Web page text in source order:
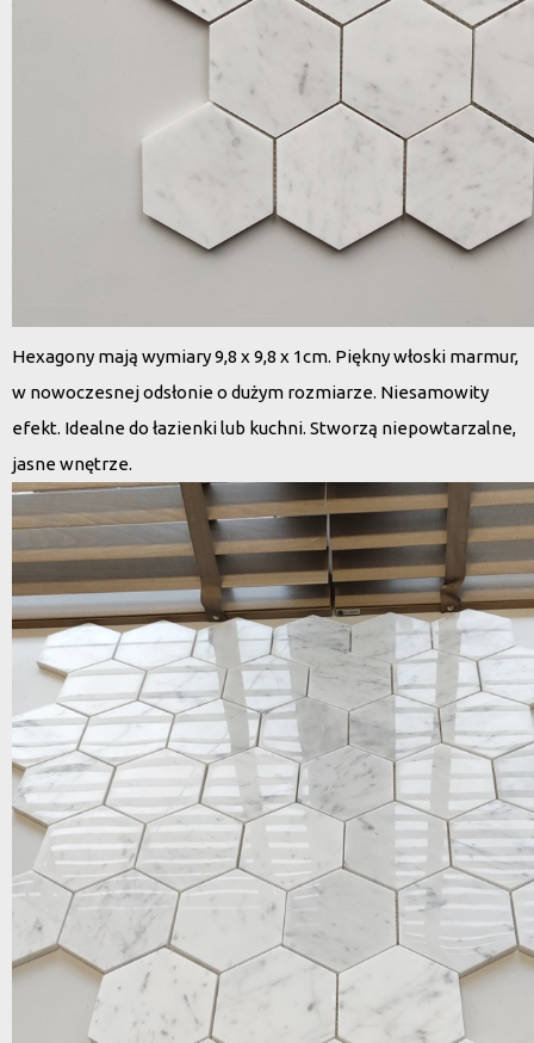
Hexagony mają wymiary 9,8 x 9,8 x 1cm. Piękny włoski marmur,
w nowoczesnej odsłonie o dużym rozmiarze. Niesamowity
efekt. Idealne do łazienki lub kuchni. Stworzą niepowtarzalne,
jasne wnętrze.